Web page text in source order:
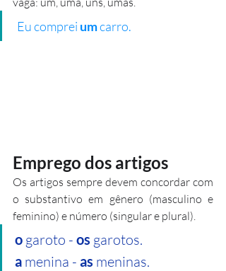
Eu comprei um carro.
Emprego dos artigos
Os artigos sempre devem concordar com
o substantivo em gênero (masculino e
feminino) e número (singular e plural).
o garoto - os garotos.
a menina - as meninas.